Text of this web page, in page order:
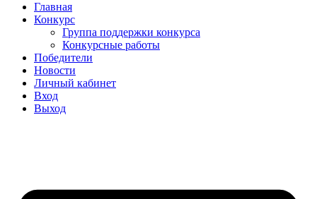
Главная
Конкурс
Группа поддержки конкурса
Конкурсные работы
Победители
Новости
Личный кабинет
Вход
Выход